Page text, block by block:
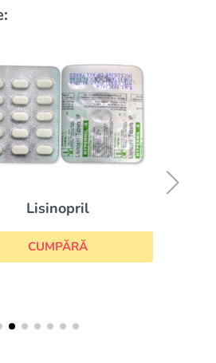
Lisinopril
CUMPĂRĂ